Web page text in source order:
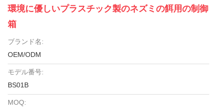
環境に優しいプラスチック製のネズミの餌用の制御
箱
ブランド名:
OEM/ODM
モデル番号:
BS01B
MOQ: